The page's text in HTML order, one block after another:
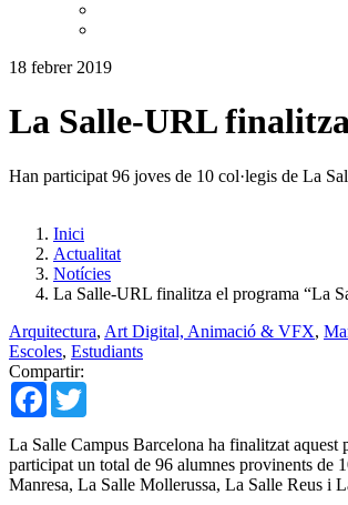
18 febrer 2019
La Salle-URL
Han participat 96 joves de 10 col·legis de La
Inici
Actualitat
Notícies
La Salle-URL finalitza el programa “La
Arquitectura, Art Digital, Animació & VFX,
Escoles, Estudiants
Compartir:
Facebook
La Salle Campus Barcelona ha finalitzat aquest
participat un total de 96 alumnes provinents de
Manresa, La Salle Mollerussa, La Salle Reus i